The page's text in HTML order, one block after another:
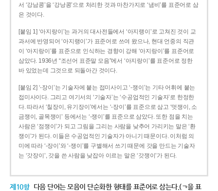
서 ‘강남콩’을 ‘강낭콩’으로 처리한 것과 마찬가지로 ‘냄비’를 표준어로 삼
은 것이다.
[붙임 1] ‘아지랑이’는 과거의 대사전들에서 ‘아지랭이’로 고쳐진 것이 교
과서에 반영되어 ‘아지랭이’가 표준어로 쓰여 왔으나, 현대 언중의 직관
이 ‘아지랑이’를 표준으로 인식하는 경향이 강해 ‘아지랑이’를 표준어로
삼았다. 1936년 “조선어 표준말 모음”에서 ‘아지랑이’를 표준어로 정한
바 있었는데 그것으로 되돌아간 것이다.
[붙임 2] ‘-장이’는 기술자에 붙는 접미사이고 ‘-쟁이’는 기타 어휘에 붙는
접미사이다. 그리고 여기서의 ‘기술자’는 ‘수공업적인 기술자’로 한정한
다. 따라서 ‘칠장이, 유기장이’에서는 ‘-장이’를 표준으로 삼고 ‘멋쟁이, 소
금쟁이, 골목쟁이’ 등에서는 ‘-쟁이’를 표준으로 삼았다. 또한 점을 치는
사람은 ‘점쟁이’가 되고 그림을 그리는 사람을 낮추어 가리키는 말은 ‘환
쟁이’가 된다. 이들은 수공업적인 기술자가 아니기 때문이다. 이처럼 의
미에 따라 ‘-장이’와 ‘-쟁이’를 구별해서 쓰기 때문에 갓을 만드는 기술자
는 ‘갓장이’, 갓을 쓴 사람을 낮잡아 이르는 말은 ‘갓쟁이’가 된다.
제10항 다음 단어는 모음이 단순화한 형태를 표준어로 삼는다.(ㄱ을 표